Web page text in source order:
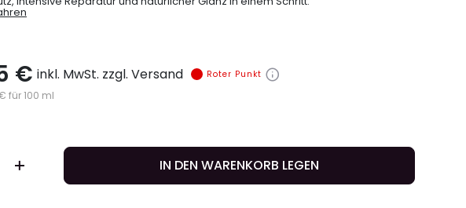
€ inkl. MwSt. zzgl. Versand Roter Punkt
für 100 ml
IN DEN WARENKORB LEGEN